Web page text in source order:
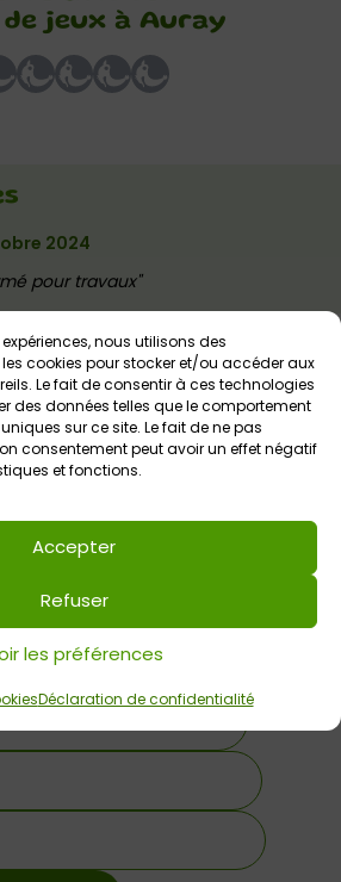
nous utilisons des
cookies pour stocker et/ou accéder aux
Le fait de consentir à ces technologies
des données telles que le comportement
sur ce site. Le fait de ne pas
consentement peut avoir un effet négatif
et fonctions.
Accepter
Refuser
les préférences
Déclaration de confidentialité
jeux à Auray
2024
pour travaux
un commentaire